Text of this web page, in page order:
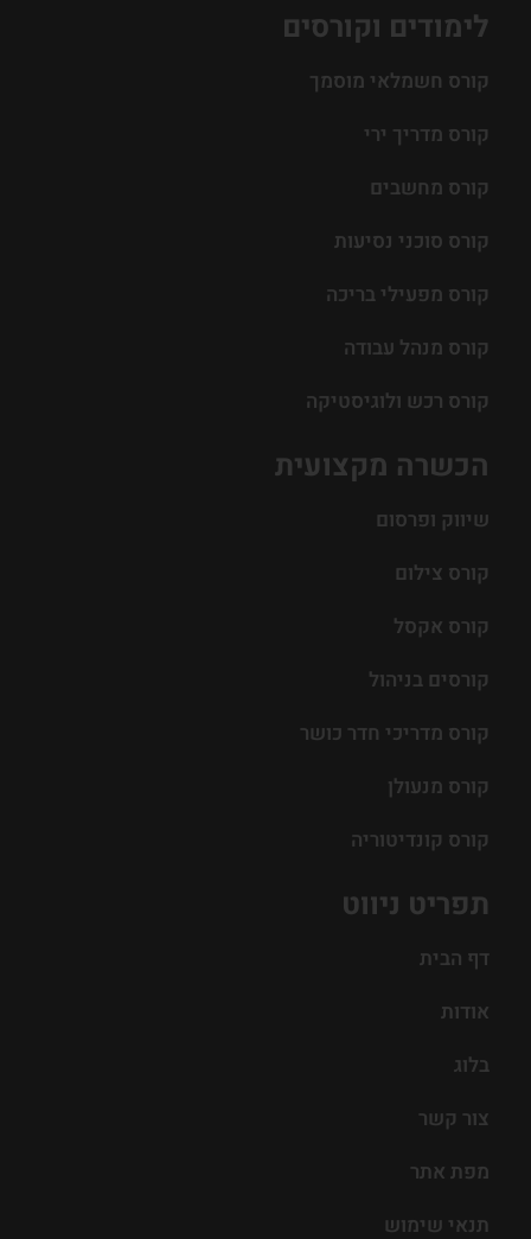
תפריט ניווט
דף הבית
אודות
בלוג
צור קשר
מפת אתר
תנאי שימוש
הכשרה מקצועית
שיווק ופרסום
קורס צילום
קורס אקסל
קורסים בניהול
קורס מדריכי חדר כושר
קורס מנעולן
קורס קונדיטוריה
לימודים וקורסים
קורס חשמלאי מוסמך
קורס מדריך ירי
קורס מחשבים
קורס סוכני נסיעות
קורס מפעילי בריכה
קורס מנהל עבודה
קורס רכש ולוגיסטיקה